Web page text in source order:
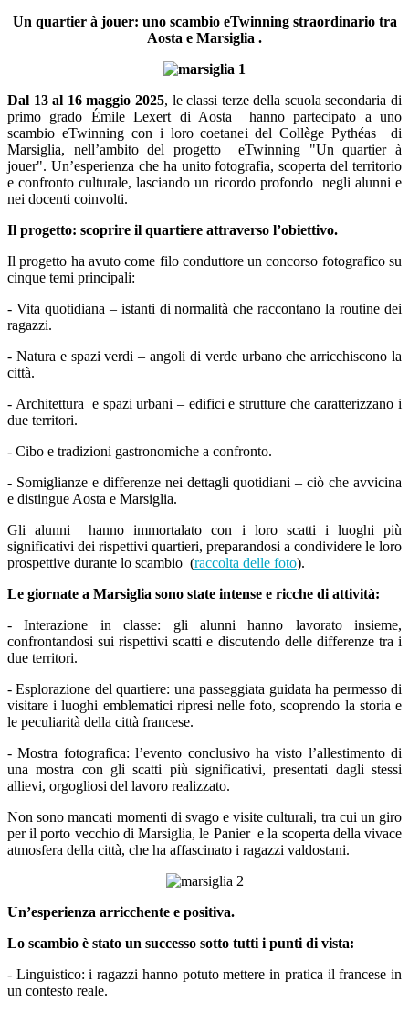
Un quartier à jouer: uno scambio eTwinning straordinario tra
Aosta e Marsiglia .
Dal 13 al 16 maggio 2025, le classi terze della scuola secondaria di
primo grado Émile Lexert di Aosta hanno partecipato a uno
scambio eTwinning con i loro coetanei del Collège Pythéas di
Marsiglia, nell’ambito del progetto eTwinning "Un quartier à
jouer". Un’esperienza che ha unito fotografia, scoperta del territorio
e confronto culturale, lasciando un ricordo profondo negli alunni e
nei docenti coinvolti.
Il progetto: scoprire il quartiere attraverso l’obiettivo.
Il progetto ha avuto come filo conduttore un concorso fotografico su
cinque temi principali:
- Vita quotidiana – istanti di normalità che raccontano la routine dei
ragazzi.
- Natura e spazi verdi – angoli di verde urbano che arricchiscono la
città.
- Architettura e spazi urbani – edifici e strutture che caratterizzano i
due territori.
- Cibo e tradizioni gastronomiche a confronto.
- Somiglianze e differenze nei dettagli quotidiani – ciò che avvicina
e distingue Aosta e Marsiglia.
Gli alunni hanno immortalato con i loro scatti i luoghi più
significativi dei rispettivi quartieri, preparandosi a condividere le loro
prospettive durante lo scambio (raccolta delle foto).
Le giornate a Marsiglia sono state intense e ricche di attività:
- Interazione in classe: gli alunni hanno lavorato insieme,
confrontandosi sui rispettivi scatti e discutendo delle differenze tra i
due territori.
- Esplorazione del quartiere: una passeggiata guidata ha permesso di
visitare i luoghi emblematici ripresi nelle foto, scoprendo la storia e
le peculiarità della città francese.
- Mostra fotografica: l’evento conclusivo ha visto l’allestimento di
una mostra con gli scatti più significativi, presentati dagli stessi
allievi, orgogliosi del lavoro realizzato.
Non sono mancati momenti di svago e visite culturali, tra cui un giro
per il porto vecchio di Marsiglia, le Panier e la scoperta della vivace
atmosfera della città, che ha affascinato i ragazzi valdostani.
Un’esperienza arricchente e positiva.
Lo scambio è stato un successo sotto tutti i punti di vista:
- Linguistico: i ragazzi hanno potuto mettere in pratica il francese in
un contesto reale.